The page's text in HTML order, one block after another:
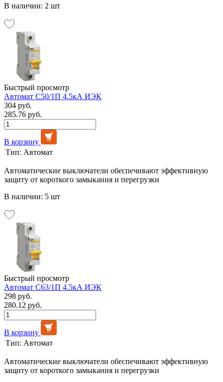
В наличии: 2 шт
Быстрый просмотр
Автомат C50/1П 4.5кА ИЭК
304 руб.
285.76 руб.
В корзину
Тип: Автомат
Автоматические выключатели обеспечивают эффективную
защиту от короткого замыкания и перегрузки
В наличии: 5 шт
Быстрый просмотр
Автомат C63/1П 4.5кА ИЭК
298 руб.
280.12 руб.
В корзину
Тип: Автомат
Автоматические выключатели обеспечивают эффективную
защиту от короткого замыкания и перегрузки